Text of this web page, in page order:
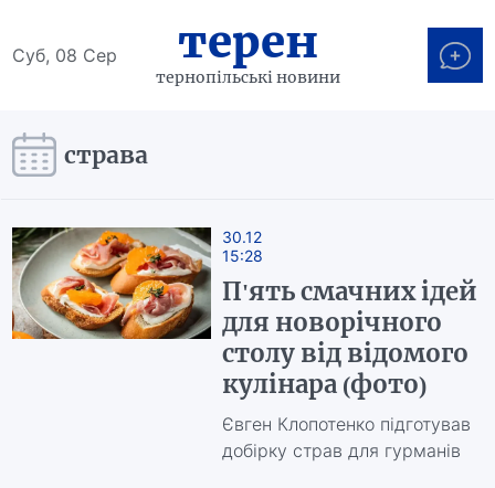
Суб, 08 Сер терен
тернопільські новини
страва
30.12
15:28
П'ять смачних ідей
для новорічного
столу від відомого
кулінара (фото)
Євген Клопотенко підготував
добірку страв для гурманів